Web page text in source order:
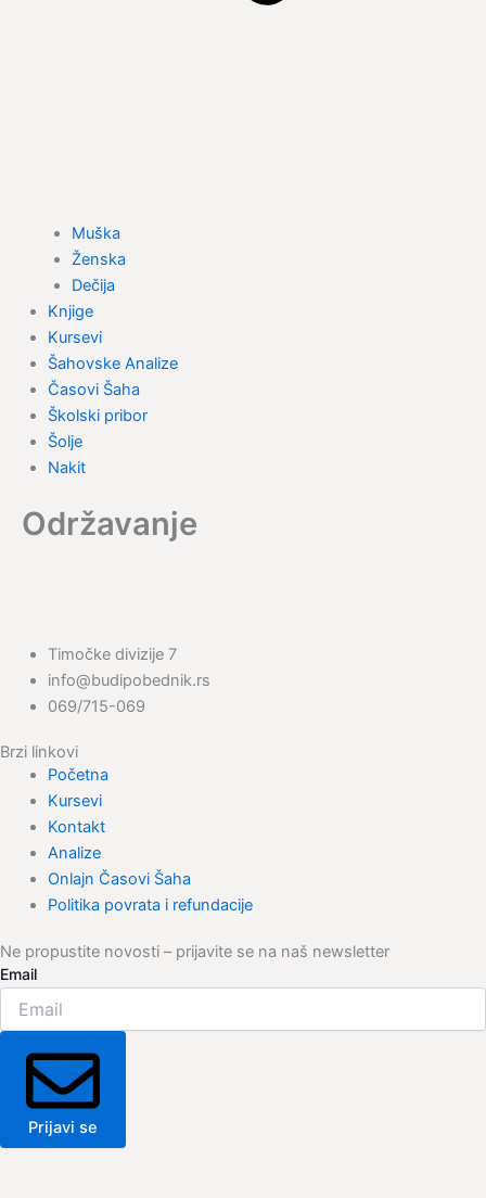
Muška
Ženska
Dečija
Knjige
Kursevi
Šahovske Analize
Časovi Šaha
Školski pribor
Šolje
Nakit
Održavanje
Timočke divizije 7
info@budipobednik.rs
069/715-069
Brzi linkovi
Početna
Kursevi
Kontakt
Analize
Onlajn Časovi Šaha
Politika povrata i refundacije
Ne propustite novosti – prijavite se na naš newsletter
Email
Prijavi se